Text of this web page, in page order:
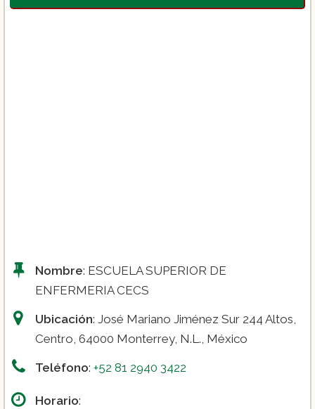
Nombre: ESCUELA SUPERIOR DE
ENFERMERIA CECS
Ubicación: José Mariano Jiménez Sur 244 Altos,
Centro, 64000 Monterrey, N.L., México
Teléfono: +52 81 2940 3422
Horario: